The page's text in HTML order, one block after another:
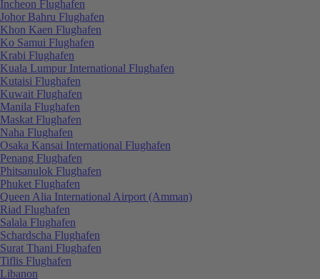
Incheon Flughafen
Johor Bahru Flughafen
Khon Kaen Flughafen
Ko Samui Flughafen
Krabi Flughafen
Kuala Lumpur International Flughafen
Kutaisi Flughafen
Kuwait Flughafen
Manila Flughafen
Maskat Flughafen
Naha Flughafen
Osaka Kansai International Flughafen
Penang Flughafen
Phitsanulok Flughafen
Phuket Flughafen
Queen Alia International Airport (Amman)
Riad Flughafen
Salala Flughafen
Schardscha Flughafen
Surat Thani Flughafen
Tiflis Flughafen
Libanon